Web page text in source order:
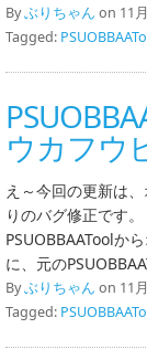
Byぶりちゃん on 11
Tagged:
ウカフウ
え～今回の更新は
りのバグ修正です。
PSUOBBAAToolか
に、元の
Byぶりちゃん on 11
Tagged: